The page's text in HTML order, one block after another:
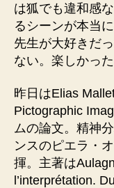
は狐でも違和感
るシーンが本当
先生が大好きだ
ない。楽しかった
昨日はElias
Pictographic
ムの論文。精神
ンスのピエラ・
揮。主著は
l’interprétation.